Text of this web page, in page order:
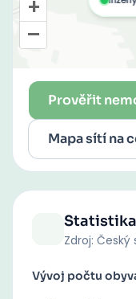
Prověřit
Mapa sítí na
Zdroj:
Vývoj počtu